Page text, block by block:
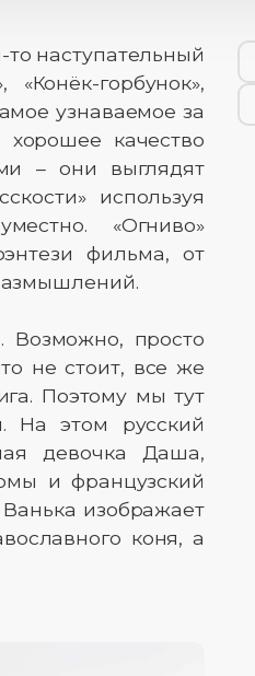
наступательный
горбунок»,
узнаваемое за
качество
– они выглядят
используя
«Огниво»
фильма, от
Возможно, просто
не стоит, все же
Поэтому мы тут
На этом русский
девочка Даша,
и французский
изображает
коня, а